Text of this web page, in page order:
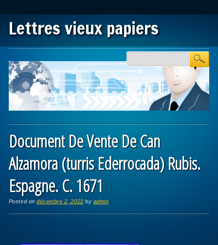
Lettres vieux papiers
Main menu
Document De Vente De Can
Alzamora (turris Ederrocada) Rubis.
Espagne. C. 1671
Posted ondécembre 2, 2022 by admin